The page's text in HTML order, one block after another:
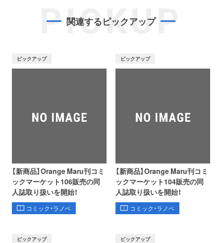
PICKUP
関連するピックアップ
ピックアップ
【新商品】Orange Maru刊コミ
ックマーケット106販売の同
人誌取り扱いを開始！
コミック・ラノベ
ピックアップ
【新商品】Orange Maru刊コミ
ックマーケット104販売の同
人誌取り扱いを開始！
コミック・ラノベ
ピックアップ ピックアップ